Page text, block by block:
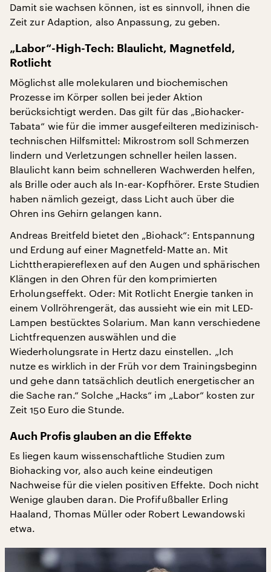
Damit sie wachsen können, ist es sinnvoll, ihnen die
Zeit zur Adaption, also Anpassung, zu geben.
„Labor“-High-Tech: Blaulicht, Magnetfeld,
Rotlicht
Möglichst alle molekularen und biochemischen
Prozesse im Körper sollen bei jeder Aktion
berücksichtigt werden. Das gilt für das „Biohacker-
Tabata“ wie für die immer ausgefeilteren medizinisch-
technischen Hilfsmittel: Mikrostrom soll Schmerzen
lindern und Verletzungen schneller heilen lassen.
Blaulicht kann beim schnelleren Wachwerden helfen,
als Brille oder auch als In-ear-Kopfhörer. Erste Studien
haben nämlich gezeigt, dass Licht auch über die
Ohren ins Gehirn gelangen kann.
Andreas Breitfeld bietet den „Biohack“: Entspannung
und Erdung auf einer Magnetfeld-Matte an. Mit
Lichttherapiereflexen auf den Augen und sphärischen
Klängen in den Ohren für den komprimierten
Erholungseffekt. Oder: Mit Rotlicht Energie tanken in
einem Vollröhrengerät, das aussieht wie ein mit LED-
Lampen bestücktes Solarium. Man kann verschiedene
Lichtfrequenzen auswählen und die
Wiederholungsrate in Hertz dazu einstellen. „Ich
nutze es wirklich in der Früh vor dem Trainingsbeginn
und gehe dann tatsächlich deutlich energetischer an
die Sache ran.“ Solche „Hacks“ im „Labor“ kosten zur
Zeit 150 Euro die Stunde.
Auch Profis glauben an die Effekte
Es liegen kaum wissenschaftliche Studien zum
Biohacking vor, also auch keine eindeutigen
Nachweise für die vielen positiven Effekte. Doch nicht
Wenige glauben daran. Die Profifußballer Erling
Haaland, Thomas Müller oder Robert Lewandowski
etwa.